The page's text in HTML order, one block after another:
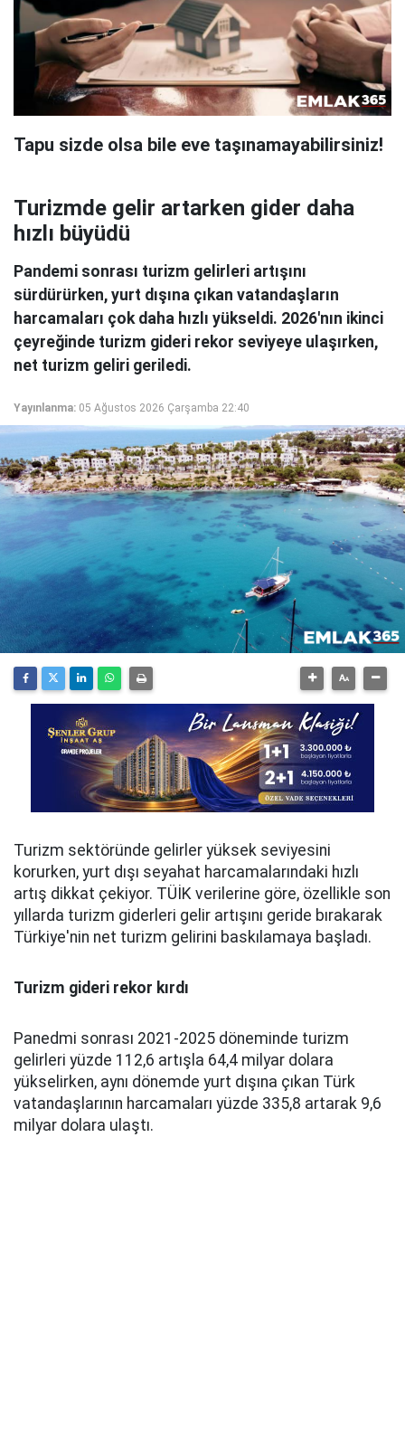
Tapu sizde olsa bile eve taşınamayabilirsiniz!
Turizmde gelir artarken gider daha
hızlı büyüdü
Pandemi sonrası turizm gelirleri artışını
sürdürürken, yurt dışına çıkan vatandaşların
harcamaları çok daha hızlı yükseldi. 2026'nın ikinci
çeyreğinde turizm gideri rekor seviyeye ulaşırken,
net turizm geliri geriledi.
Yayınlanma: 05 Ağustos 2026 Çarşamba 22:40
Turizm sektöründe gelirler yüksek seviyesini
korurken, yurt dışı seyahat harcamalarındaki hızlı
artış dikkat çekiyor. TÜİK verilerine göre, özellikle son
yıllarda turizm giderleri gelir artışını geride bırakarak
Türkiye'nin net turizm gelirini baskılamaya başladı.
Turizm gideri rekor kırdı
Panedmi sonrası 2021-2025 döneminde turizm
gelirleri yüzde 112,6 artışla 64,4 milyar dolara
yükselirken, aynı dönemde yurt dışına çıkan Türk
vatandaşlarının harcamaları yüzde 335,8 artarak 9,6
milyar dolara ulaştı.